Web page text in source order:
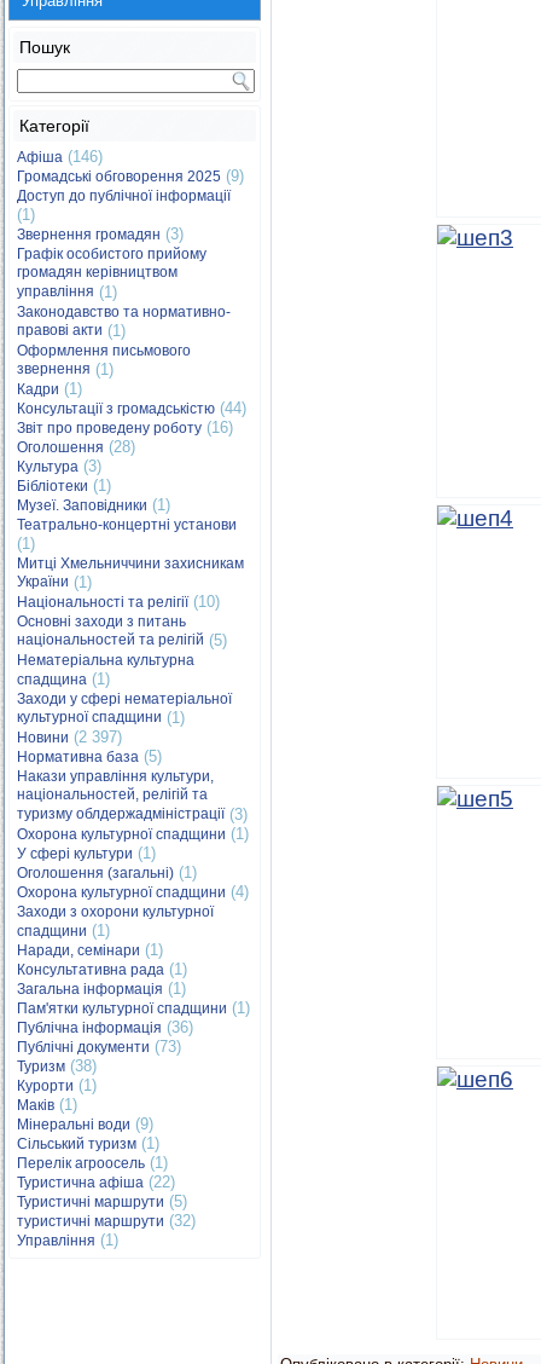
Пошук
Категорії
Афіша (146)
Громадські обговорення 2025 (9)
Доступ до публічної інформації
(1)
Звернення громадян (3)
Графік особистого прийому
громадян керівництвом
управління (1)
Законодавство та нормативно-
правові акти (1)
Оформлення письмового
звернення (1)
Кадри (1)
Консультації з громадськістю (44)
Звіт про проведену роботу (16)
Оголошення (28)
Культура (3)
Бібліотеки (1)
Музеї. Заповідники (1)
Театрально-концертні установи
(1)
Митці Хмельниччини захисникам
України (1)
Національності та релігії(10)
Основні заходи з питань
національностей та релігій (5)
Нематеріальна культурна
спадщина (1)
Заходи у сфері нематеріальної
культурної спадщини (1)
Новини (2 397)
Нормативна база (5)
Накази управління культури,
національностей, релігій та
туризму облдержадміністрації(3)
Охорона культурної спадщини (1)
У сфері культури (1)
Оголошення (загальні) (1)
Охорона культурної спадщини (4)
Заходи з охорони культурної
спадщини (1)
Наради, семінари (1)
Консультативна рада (1)
Загальна інформація (1)
Пам'ятки культурної спадщини (1)
Публічна інформація (36)
Публічні документи (73)
Туризм (38)
Курорти (1)
Маків (1)
Мінеральні води (9)
Сільський туризм (1)
Перелік агроосель (1)
Туристична афіша (22)
Туристичні маршрути (5)
туристичні маршрути (32)
Управління (1)